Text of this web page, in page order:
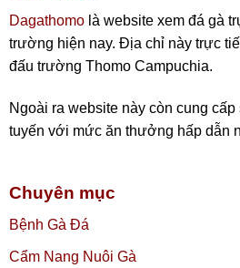
Dagathomo là website xem đá gà
trường hiện nay. Địa chỉ này trực
đấu trường Thomo Campuchia.
Ngoài ra website này còn cung
tuyến với mức ăn thưởng hấp dẫn
Chuyên mục
Bệnh Gà Đá
Cẩm Nang Nuôi Gà